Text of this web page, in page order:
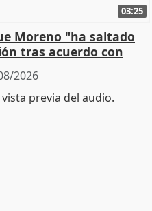
03:25
Moreno "ha saltado
tras acuerdo con
2026